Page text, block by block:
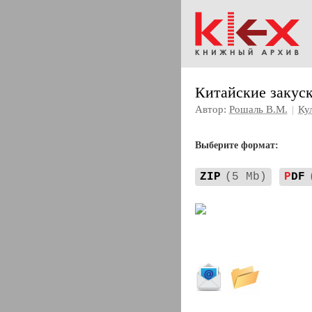
Китайские
Автор: Рошаль В.М. |
Выберите формат:
ZIP (5 Mb) PDF